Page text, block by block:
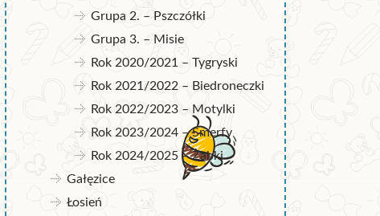
Grupa 2. – Pszczółki
Grupa 3. – Misie
Rok 2020/2021 – Tygryski
Rok 2021/2022 – Biedroneczki
Rok 2022/2023 – Motylki
Rok 2023/2024 – Smerfy
Rok 2024/2025 – Żabki
Gałęzice
Łosień